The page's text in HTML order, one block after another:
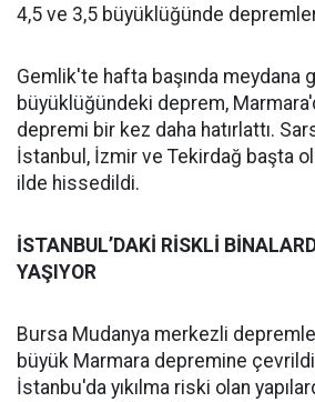
4,5 ve 3,5 büyüklüğünde
Gemlik'te hafta başında meydana
büyüklüğündeki deprem,
depremi bir kez daha hatırlattı.
İstanbul, İzmir ve Tekirdağ başta
ilde hissedildi.
İSTANBUL’DAKİ RİSKLİ
YAŞIYOR
Bursa Mudanya merkezli
büyük Marmara depremine
İstanbu'da yıkılma riski olan